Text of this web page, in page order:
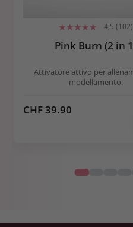
4,5 (102)
Pink Burn (2 in
Attivatore attivo per
modellamento.
CHF39.90